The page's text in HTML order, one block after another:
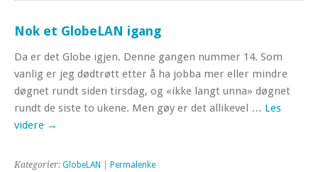
Nok et GlobeLAN igang
Da er det Globe igjen. Denne gangen nummer 14. Som
vanlig er jeg dødtrøtt etter å ha jobba mer eller mindre
døgnet rundt siden tirsdag, og «ikke langt unna» døgnet
rundt de siste to ukene. Men gøy er det allikevel … Les
videre →
Kategorier: GlobeLAN Permalenke